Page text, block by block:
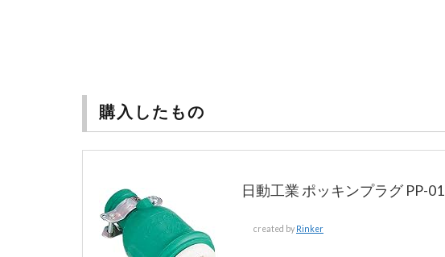
購入したもの
日動工業 ポッキンプラグ PP-01
created by Rinker